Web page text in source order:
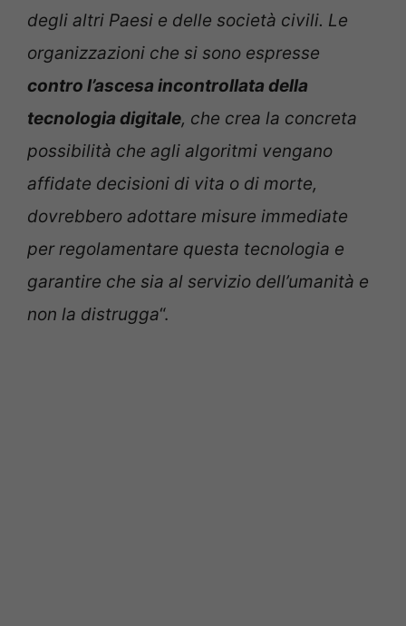
degli altri Paesi e delle società civili. Le
organizzazioni che si sono espresse
contro l’ascesa incontrollata della
tecnologia digitale, che crea la concreta
possibilità che agli algoritmi vengano
affidate decisioni di vita o di morte,
dovrebbero adottare misure immediate
per regolamentare questa tecnologia e
garantire che sia al servizio dell’umanità e
non la distrugga“.